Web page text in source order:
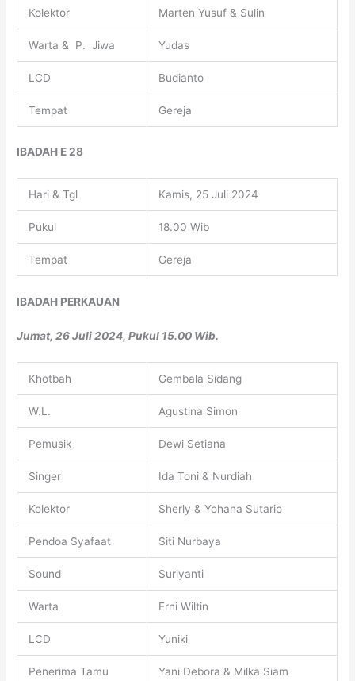
Kolektor Marten Yusuf & Sulin
Warta & P. Jiwa Yudas
LCD Budianto
Tempat Gereja
IBADAH E 28
Hari & Tgl Kamis, 25 Juli 2024
Pukul 18.00 Wib
Tempat Gereja
IBADAH PERKAUAN
Jumat, 26 Juli 2024, Pukul 15.00 Wib.
Khotbah Gembala Sidang
W.L. Agustina Simon
Pemusik Dewi Setiana
Singer Ida Toni & Nurdiah
Kolektor Sherly & Yohana Sutario
Pendoa Syafaat Siti Nurbaya
Sound Suriyanti
Warta Erni Wiltin
LCD Yuniki
Penerima Tamu Yani Debora & Milka Siam